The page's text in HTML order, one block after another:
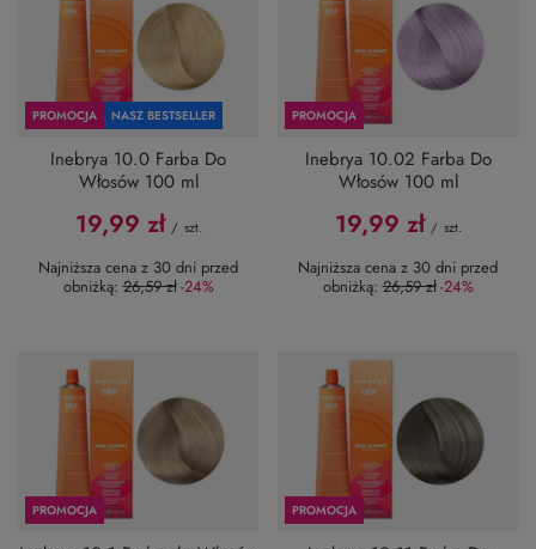
PROMOCJA NASZ BESTSELLER
Inebrya 10.0 Farba Do
Włosów 100 ml
19,99 zł / szt.
Najniższa cena z 30 dni przed
obniżką:26,59 zł-24%
PROMOCJA
Inebrya 10.02 Farba Do
Włosów 100 ml
19,99 zł / szt.
Najniższa cena z 30 dni przed
obniżką:26,59 zł-24%
PROMOCJA PROMOCJA